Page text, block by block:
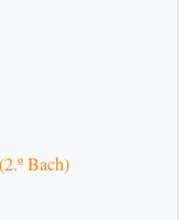
Bach)